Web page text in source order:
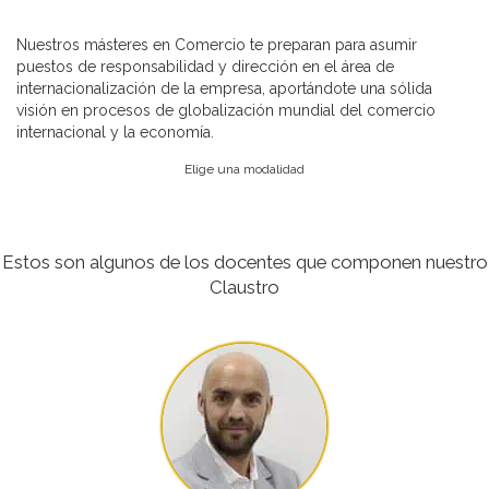
Nuestros másteres en Comercio te preparan para asumir
puestos de responsabilidad y dirección en el área de
internacionalización de la empresa, aportándote una sólida
visión en procesos de globalización mundial del comercio
internacional y la economía.
Elige una modalidad
Estos son algunos de los docentes que componen nuestro
Claustro